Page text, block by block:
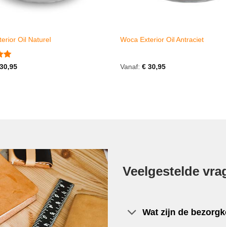
Oil Naturel Woca Exterior Oil Antraciet
Vanaf: €30,95
Veelgestelde
Wat zijn de